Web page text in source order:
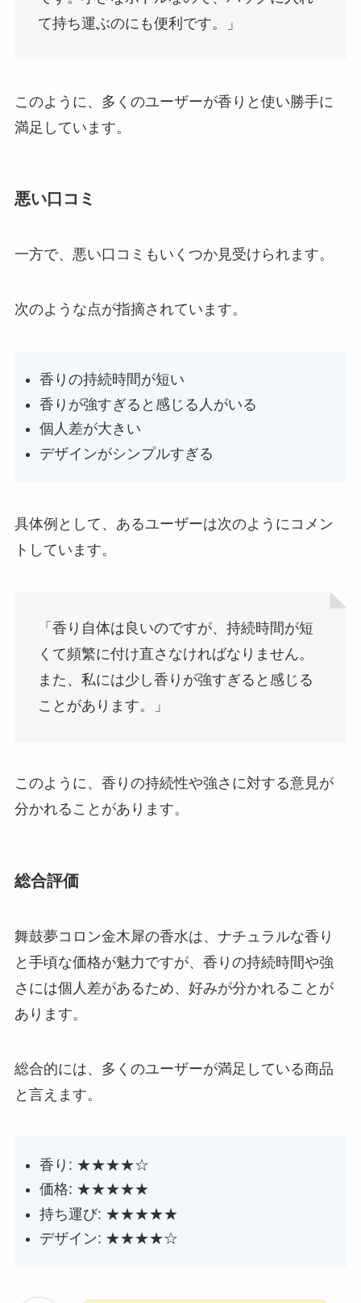
て持ち運ぶのにも便利です。」
このように、多くのユーザーが香りと使い勝手に
満足しています。
悪い口コミ
一方で、悪い口コミもいくつか見受けられます。
次のような点が指摘されています。
香りの持続時間が短い
香りが強すぎると感じる人がいる
個人差が大きい
デザインがシンプルすぎる
具体例として、あるユーザーは次のようにコメン
トしています。
「香り自体は良いのですが、持続時間が短
くて頻繁に付け直さなければなりません。
また、私には少し香りが強すぎると感じる
ことがあります。」
このように、香りの持続性や強さに対する意見が
分かれることがあります。
総合評価
舞鼓夢コロン金木犀の香水は、ナチュラルな香り
と手頃な価格が魅力ですが、香りの持続時間や強
さには個人差があるため、好みが分かれることが
あります。
総合的には、多くのユーザーが満足している商品
と言えます。
香り: ★★★★☆
価格: ★★★★★
持ち運び: ★★★★★
デザイン: ★★★★☆